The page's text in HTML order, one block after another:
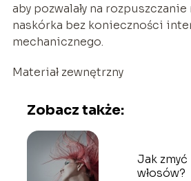
aby pozwalały na
naskórka bez konieczności
mechanicznego.
Materiał zewnętrzny
Zobacz także:
Jak zmyć
włosów?